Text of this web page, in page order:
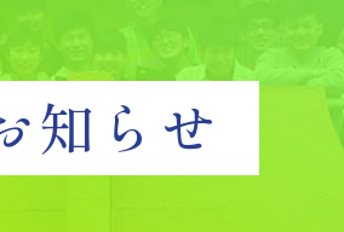
知らせ